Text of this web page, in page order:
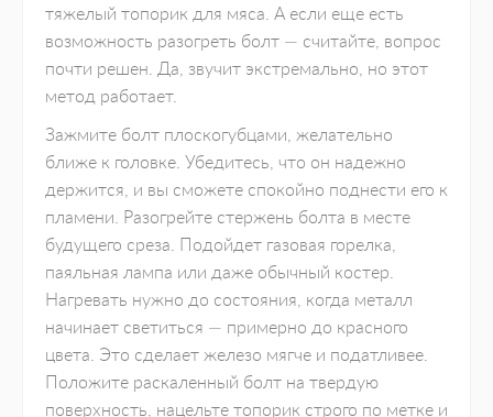
тяжелый топорик для мяса. А если еще есть
возможность разогреть болт — считайте, вопрос
почти решен. Да, звучит экстремально, но этот
метод работает.
Зажмите болт плоскогубцами, желательно
ближе к головке. Убедитесь, что он надежно
держится, и вы сможете спокойно поднести его к
пламени. Разогрейте стержень болта в месте
будущего среза. Подойдет газовая горелка,
паяльная лампа или даже обычный костер.
Нагревать нужно до состояния, когда металл
начинает светиться — примерно до красного
цвета. Это сделает железо мягче и податливее.
Положите раскаленный болт на твердую
поверхность, нацельте топорик строго по метке и